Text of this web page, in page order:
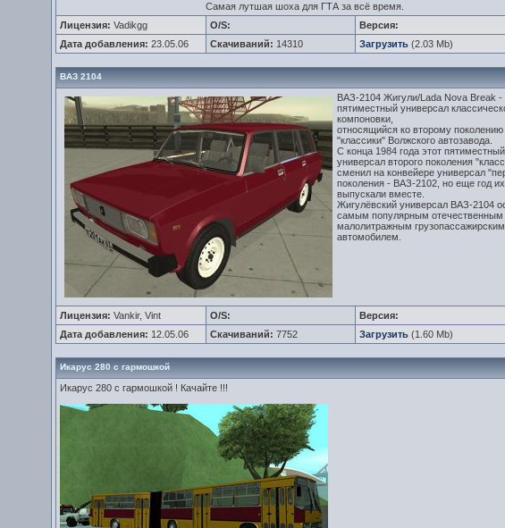
Самая лутшая шоха для ГТА за всё время.
Лицензия: Vadikgg O/S:
Версия:
Дата добавления: 23.05.06 Скачиваний: 14310 Загрузить(2.03 Mb)
ВАЗ 2104
ВАЗ-2104 Жигули/Lada Nova Break -
пятиместный универсал
компоновки,
относящийся ко второму поколению
"классики" Волжского автозавода.
С конца 1984 года этот пятиместный
универсал второго поколения
сменил на конвейере универсал
поколения - ВАЗ-2102, но еще год их
выпускали вместе.
Жигулёвский универсал ВАЗ-2104
самым популярным отечественным
малолитражным грузопассажирским
автомобилем.
Лицензия: Vankir, Vint O/S:
Версия:
Дата добавления: 12.05.06 Скачиваний: 7752 Загрузить(1.60 Mb)
Икарус 280 с гармошкой
Икарус 280 с гармошкой ! Качайте !!!